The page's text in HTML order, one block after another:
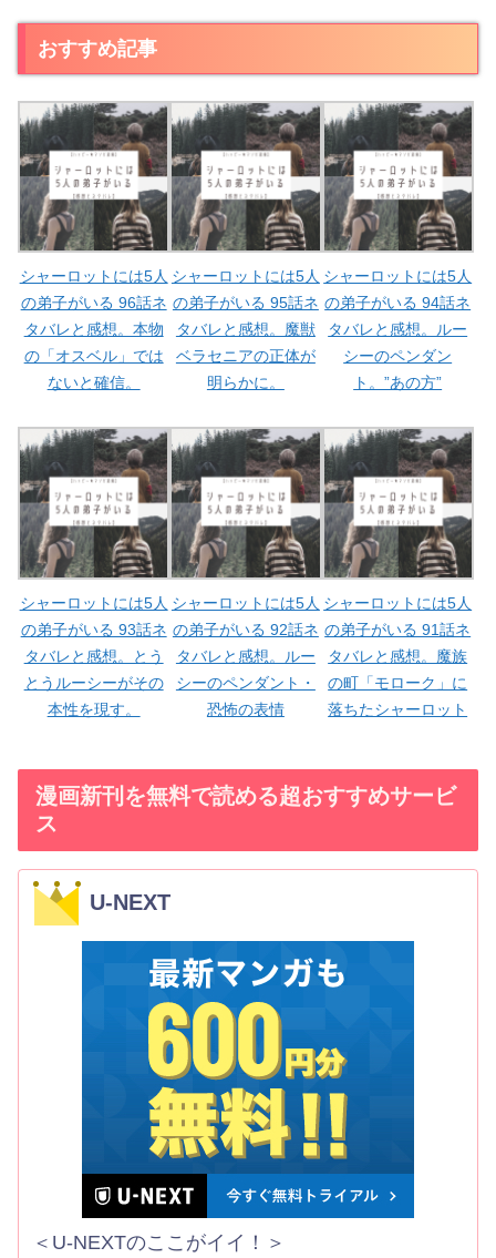
おすすめ記事
シャーロットには5人
の弟子がいる 96話ネ
タバレと感想。本物
の「オスベル」では
ないと確信。
シャーロットには5人
の弟子がいる 95話ネ
タバレと感想。魔獣
ベラセニアの正体が
明らかに。
シャーロットには5人
の弟子がいる 94話ネ
タバレと感想。ルー
シーのペンダン
ト。”あの方”
シャーロットには5人
の弟子がいる 93話ネ
タバレと感想。とう
とうルーシーがその
本性を現す。
シャーロットには5人
の弟子がいる 92話ネ
タバレと感想。ルー
シーのペンダント・
恐怖の表情
シャーロットには5人
の弟子がいる 91話ネ
タバレと感想。魔族
の町「モローク」に
落ちたシャーロット
漫画新刊を無料で読める超おすすめサービ
ス
U-NEXT
＜U-NEXTのここがイイ！＞